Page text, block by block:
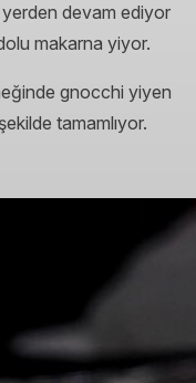
yerden devam ediyor
makarna yiyor.
gnocchi yiyen
tamamlıyor.